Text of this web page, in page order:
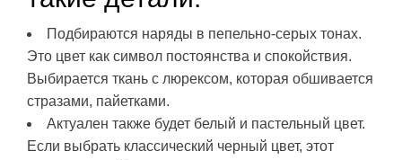
Подбираются наряды в пепельно-серых тонах.
Это цвет как символ постоянства и спокойствия.
Выбирается ткань с люрексом, которая обшивается
стразами, пайетками.
Актуален также будет белый и пастельный цвет.
Если выбрать классический черный цвет, этот